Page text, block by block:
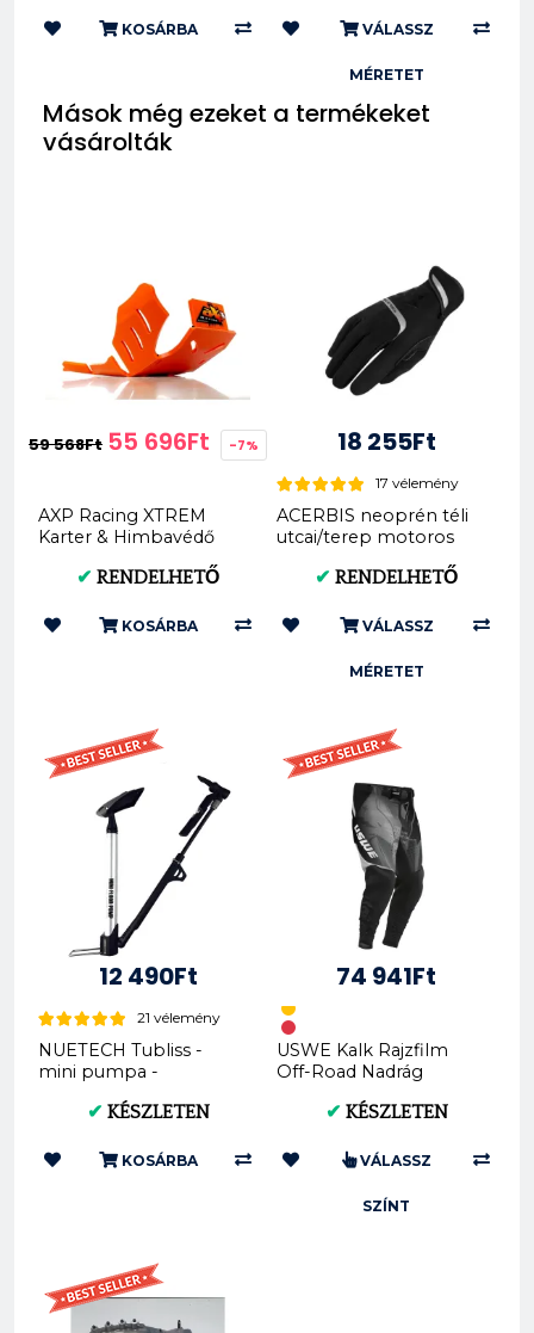
KOSÁRBA VÁLASSZ
MÉRETET
Mások még ezeket a termékeket
vásárolták
59 568Ft 55 696Ft -7%
AXP Racing XTREM
Karter & Himbavédő
TPI 250 300 2017 - 2...
✔ RENDELHETŐ
KOSÁRBA
18 255Ft
17 vélemény
ACERBIS neoprén téli
utcai/terep motoros
✔ RENDELHETŐ
VÁLASSZ
MÉRETET
12 490Ft
21 vélemény
NUETECH Tubliss -
mini pumpa -
✔ KÉSZLETEN
KOSÁRBA
74 941Ft
USWE Kalk Rajzfilm
Off-Road Nadrág
✔ KÉSZLETEN
VÁLASSZ
SZÍNT